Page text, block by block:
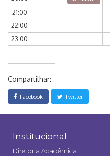
21:00
22:00
23:00
Compartilhar:
Facebook Twitter
Institucional
Diretoria Acadêmica